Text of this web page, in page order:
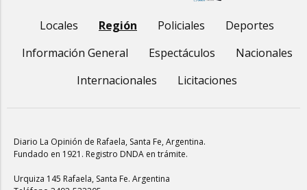
Locales Región Policiales
Deportes
Información General
Espectáculos
Nacionales
Internacionales
Licitaciones
Diario La Opinión de Rafaela, Santa Fe, Argentina.
Fundado en 1921. Registro DNDA en trámite.
Urquiza 145 Rafaela, Santa Fe. Argentina